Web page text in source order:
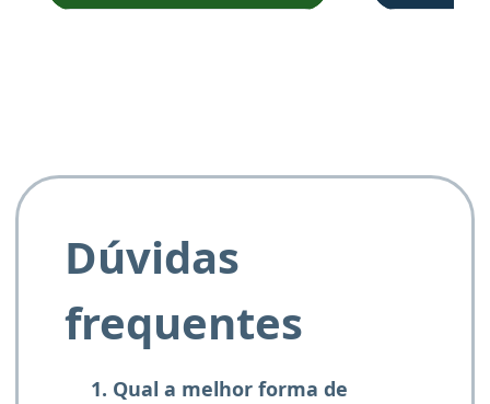
Dúvidas
frequentes
1. Qual a melhor forma de